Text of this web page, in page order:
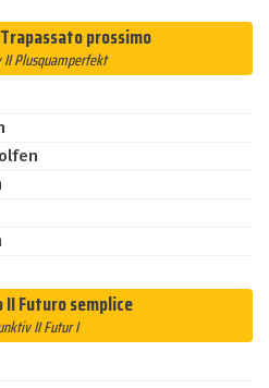
prossimo
Plusquamperfekt
Futuro semplice
II Futur I